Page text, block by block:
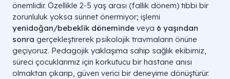
önemlidir. Özellikle 2-5 yaş arası (fallik dönem) tıbbi bir
zorunluluk yoksa sünnet önermiyor; işlemi
yenidoğan/bebeklik döneminde veya 6 yaşından
sonra gerçekleştirerek psikolojik travmaların önüne
geçiyoruz. Pedagojik yaklaşıma sahip sağlık ekibimiz,
süreci çocuklarımız için korkutucu bir hastane anısı
olmaktan çıkarıp, güven verici bir deneyime dönüştürür.